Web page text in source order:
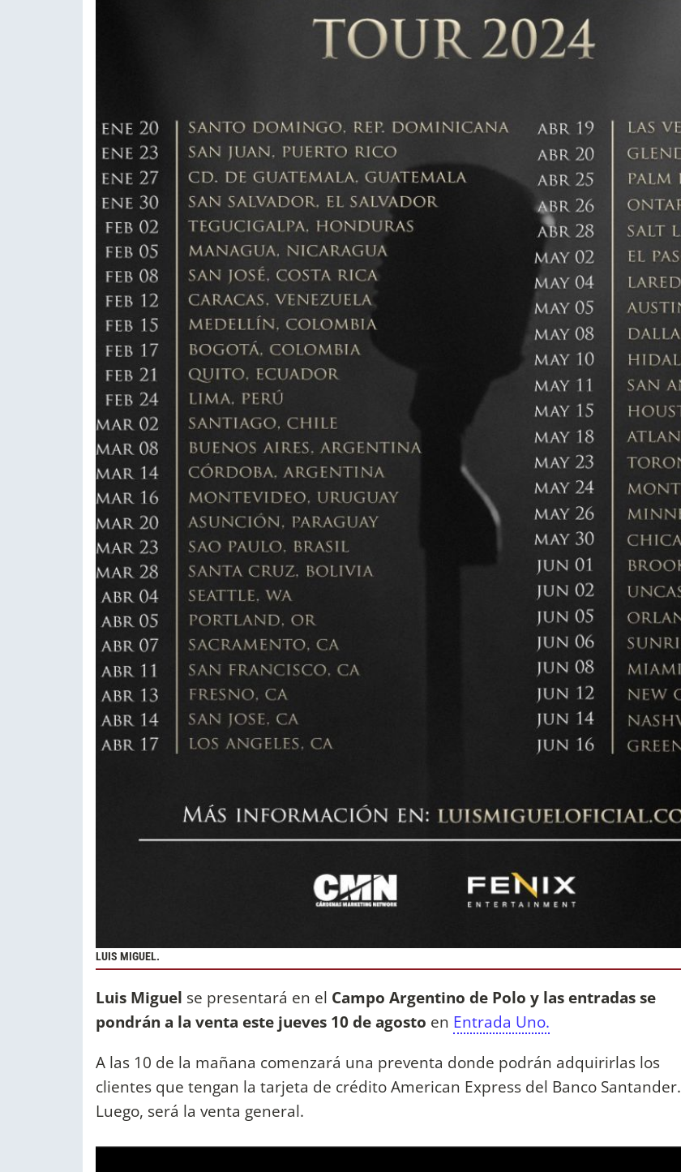
LUIS MIGUEL.
Luis Miguel se presentará en el Campo Argentino de Polo y las entradas se
pondrán a la venta este jueves 10 de agosto en Entrada Uno.
A las 10 de la mañana comenzará una preventa donde podrán adquirirlas los
clientes que tengan la tarjeta de crédito American Express del Banco Santander.
Luego, será la venta general.